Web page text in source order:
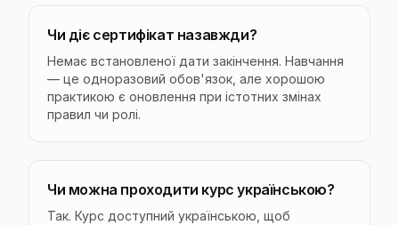
Чи діє сертифікат назавжди?
Немає встановленої дати закінчення. Навчання
— це одноразовий обов'язок, але хорошою
практикою є оновлення при істотних змінах
правил чи ролі.
Чи можна проходити курс українською?
Так. Курс доступний українською, щоб